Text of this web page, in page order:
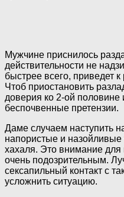
Мужчине приснилось
действительности не
быстрее всего, приведет
Чтоб приостановить
доверия ко 2-ой половине
беспочвенные претензии.
Даме случаем наступить
напористые и
хахаля. Это внимание для
очень подозрительным.
сексапильный контакт с
усложнить ситуацию.